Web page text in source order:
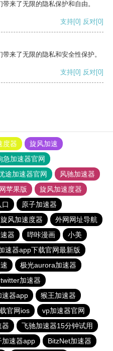
来了无限的隐私保护和自由。
支持[0] 反对[0]
来了无限的隐私和安全性保护。
支持[0] 反对[0]
度器
旋风加速
急加速器官网
途加速器官网
风驰加速器
苹果版
旋风加速度器
原子加速器
旋风加速度器
外网网址导航
器 哔咔漫画
小美
速器app下载官网最新版
极光aurora加速器
twitter加速器
速器app
猴王加速器
官网ios
vp加速器官网
器
飞驰加速器15分钟试用
加速器app BitzNet加速器